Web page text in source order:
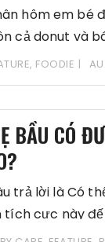
hôm em bé
cả donut và
, FOODIE
BẦU CÓ
trả lời là Có
tích cực này